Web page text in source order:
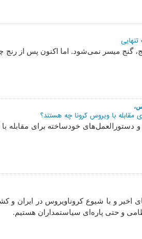
گنج میسر نمی‌شود. اما اکنون پس از
مقابله با ویروس کرونا چه هستند؟
دستورالعمل‌های خودساخته برای مقابله
اخیر و با شیوع کروناویروس در
و حتی پاره‌ای سیاستمداران هستیم.